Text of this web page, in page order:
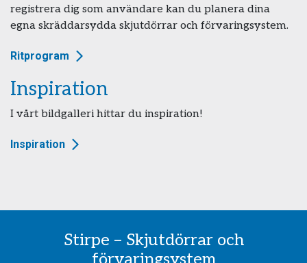
registrera dig som användare kan du planera dina
egna skräddarsydda skjutdörrar och förvaringsystem.
Ritprogram
Inspiration
I vårt bildgalleri hittar du inspiration!
Inspiration
Stirpe – Skjutdörrar och